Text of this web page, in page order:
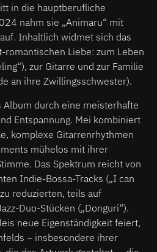
in die hauptberufliche
nahm sie „Animaru“ mit
Inhaltlich widmet sich das
Liebe: zum Leben
zur Gitarre und zur Familie
an ihre Zwillingsschwester).
Album durch eine meisterhafte
Entspannung. Mei kombiniert
komplexe Gitarrenrhythmen
mühelos mit ihrer
Das Spektrum reicht von
Indie-Bossa-Tracks („I can
reduzierten, teils auf
Duo-Stücken („Donguri“).
neue Eigenständigkeit feiert,
– insbesondere ihrer